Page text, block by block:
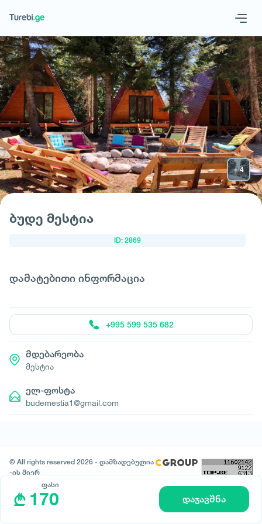
Geo Eng
მოითხოვე სასტუმრო
ბუდე მესტია
ID: 2869
დამატებითი ინფორმაცია
ფასი
170 დაჯავშნა
+995 599 535 682
მდებარეობა
მესტია
ელ-ფოსტა
budemestia1@gmail.com
© All rights reserved 2026 - დამზადებულია
-ის მიერ